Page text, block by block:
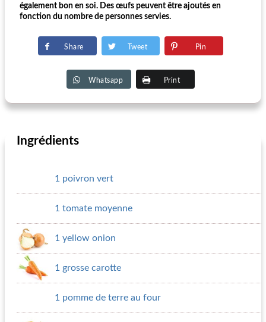
également bon en soi. Des œufs peuvent être ajoutés en
fonction du nombre de personnes servies.
Share Tweet Pin
Whatsapp Print
Ingrédients
1 poivron vert
1 tomate moyenne
1 yellow onion
1 grosse carotte
1 pomme de terre au four